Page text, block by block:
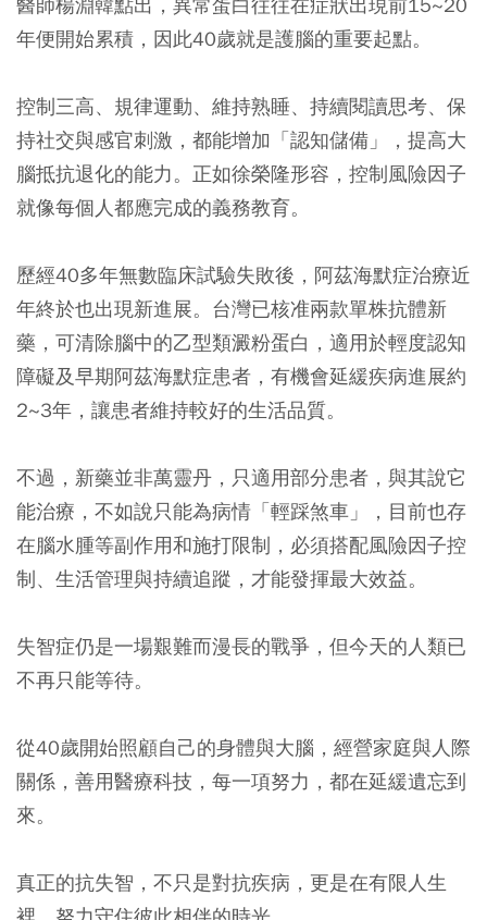
年便開始累積，因此40歲就是護腦的重要起點。
控制三高、規律運動、維持熟睡、持續閱讀思考、保
持社交與感官刺激，都能增加「認知儲備」，提高大
腦抵抗退化的能力。正如徐榮隆形容，控制風險因子
就像每個人都應完成的義務教育。
歷經40多年無數臨床試驗失敗後，阿茲海默症治療近
年終於也出現新進展。台灣已核准兩款單株抗體新
藥，可清除腦中的乙型類澱粉蛋白，適用於輕度認知
障礙及早期阿茲海默症患者，有機會延緩疾病進展約
2~3年，讓患者維持較好的生活品質。
不過，新藥並非萬靈丹，只適用部分患者，與其說它
能治療，不如說只能為病情「輕踩煞車」，目前也存
在腦水腫等副作用和施打限制，必須搭配風險因子控
制、生活管理與持續追蹤，才能發揮最大效益。
失智症仍是一場艱難而漫長的戰爭，但今天的人類已
不再只能等待。
從40歲開始照顧自己的身體與大腦，經營家庭與人際
關係，善用醫療科技，每一項努力，都在延緩遺忘到
來。
真正的抗失智，不只是對抗疾病，更是在有限人生